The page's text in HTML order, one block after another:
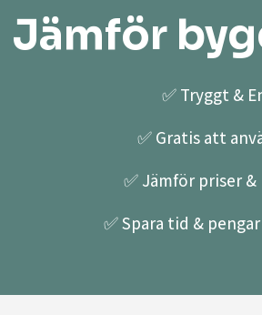
Jämför
✅ Tryggt &
✅ Gratis att
✅ Jämför priser
✅ Spara tid &